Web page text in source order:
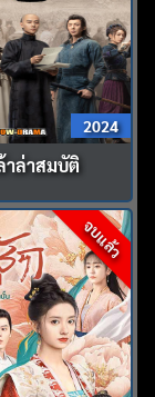
2024
าล่าสมบัติ
จบแล้ว